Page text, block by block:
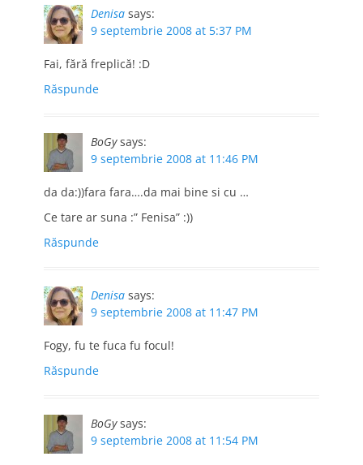
Denisa says:
9 septembrie 2008 at 5:37 PM
Fai, fără freplică! :D
Răspunde
BoGy says:
9 septembrie 2008 at 11:46 PM
da da:))fara fara….da mai bine si cu …
Ce tare ar suna :” Fenisa” :))
Răspunde
Denisa says:
9 septembrie 2008 at 11:47 PM
Fogy, fu te fuca fu focul!
Răspunde
BoGy says:
9 septembrie 2008 at 11:54 PM